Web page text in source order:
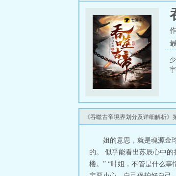
《吞噬古帝境界划分及详细解析》
姐的意思，就是魂源金
的。 似乎能看出苏辰心中
楼。” “叶姐，不管是什么